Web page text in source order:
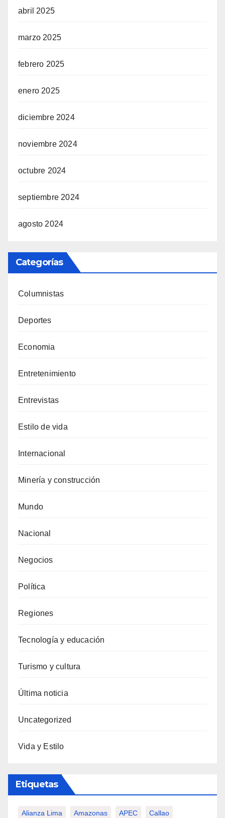
abril 2025
marzo 2025
febrero 2025
enero 2025
diciembre 2024
noviembre 2024
octubre 2024
septiembre 2024
agosto 2024
Categorías
Columnistas
Deportes
Economia
Entretenimiento
Entrevistas
Estilo de vida
Internacional
Minería y construcción
Mundo
Nacional
Negocios
Política
Regiones
Tecnología y educación
Turismo y cultura
Última noticia
Uncategorized
Vida y Estilo
Etiquetas
Alianza Lima Amazonas APEC Callao